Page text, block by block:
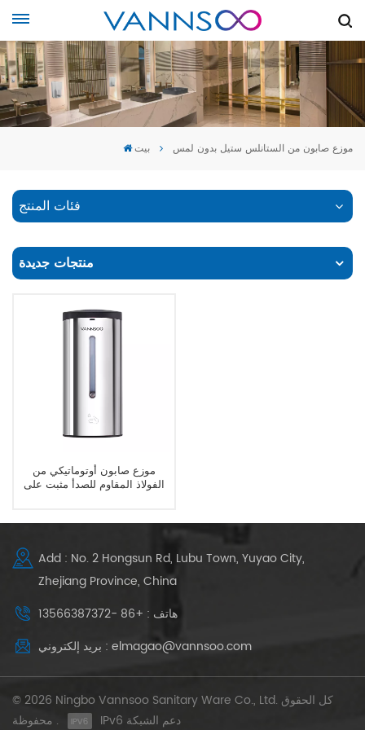
بيت موزع صابون من الستانلس ستيل بدون لمس
فئات المنتج
منتجات جديدة
موزع صابون أوتوماتيكي من
الفولاذ المقاوم للصدأ مثبت على
Add : No. 2 Hongsun Rd, Lubu Town, Yuyao City,
Zhejiang Province, China
هاتف : +86 -13566387372
بريد إلكتروني : elmagao@vannsoo.com
© 2026 Ningbo Vannsoo Sanitary Ware Co., Ltd. كل الحقوق
محفوظة .
IPv6 دعم الشبكة